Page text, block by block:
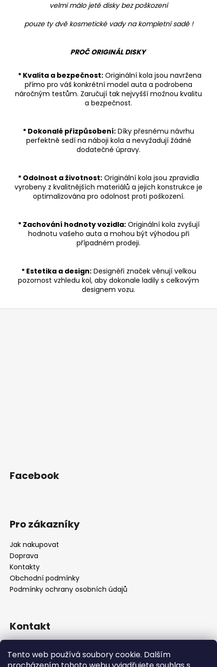
Tento web používá soubory cookie. Dalším
velmi málo jeté disky bez poškození
pouze ty dvě kosmetické vady na kompletní sadě !
PROČ ORIGINÁL DISKY
* Kvalita a bezpečnost:Originální kola jsou navržena
přímo pro váš konkrétní model auta a podrobena
náročným testům. Zaručují tak nejvyšší možnou kvalitu
a bezpečnost.
* Dokonalé přizpůsobení: Díky přesnému návrhu
perfektně sedí na náboji kola a nevyžadují žádné
dodatečné úpravy.
* Odolnost a životnost: Originální kola jsou zpravidla
vyrobeny z kvalitnějších materiálů a jejich konstrukce je
optimalizována pro odolnost proti poškození.
* Zachování hodnoty vozidla:Originální kola zvyšují
hodnotu vašeho auta a mohou být výhodou při
případném prodeji.
* Estetika a design:Designéři značek věnují velkou
pozornost vzhledu kol, aby dokonale ladily s celkovým
designem vozu.
Facebook
Pro zákazníky
Jak nakupovat
Doprava
Kontakty
Obchodní podmínky
Podmínky ochrany osobních údajů
Kontakt
+420 773 468 303